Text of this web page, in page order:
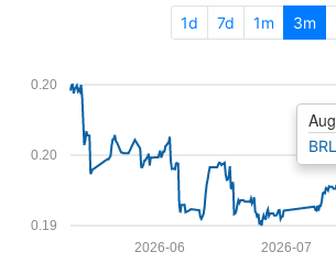
1d 7d 1m 3m
0.19
0.20
0.20
2026-07
2026-06